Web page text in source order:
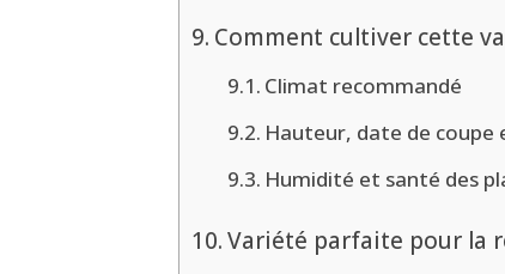
Comment cultiver cette
Climat recommandé
Hauteur, date de coupe
Humidité et santé des
Variété parfaite pour la